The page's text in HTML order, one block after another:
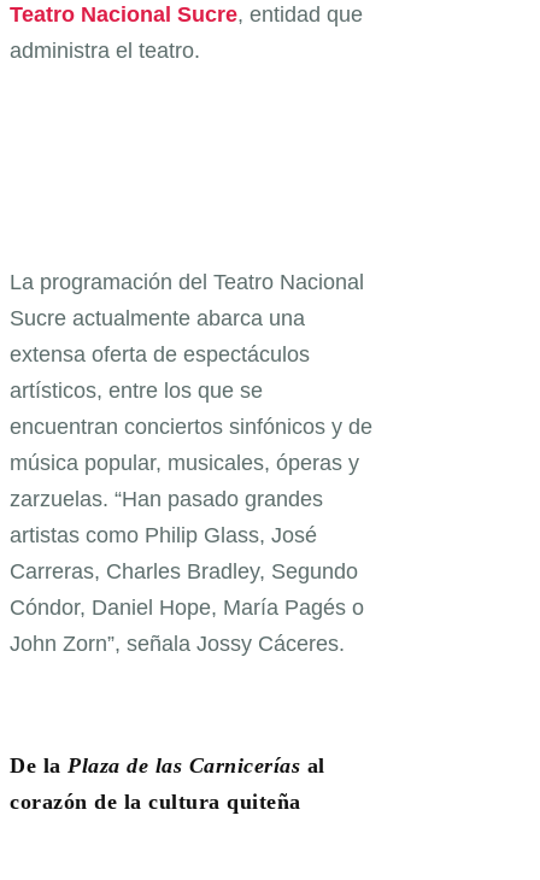
Teatro Nacional Sucre, entidad que
administra el teatro.
La programación del Teatro Nacional
Sucre actualmente abarca una
extensa oferta de espectáculos
artísticos, entre los que se
encuentran conciertos sinfónicos y de
música popular, musicales, óperas y
zarzuelas. “Han pasado grandes
artistas como Philip Glass, José
Carreras, Charles Bradley, Segundo
Cóndor, Daniel Hope, María Pagés o
John Zorn”, señala Jossy Cáceres.
De la Plaza de las Carnicerías al
corazón de la cultura quiteña